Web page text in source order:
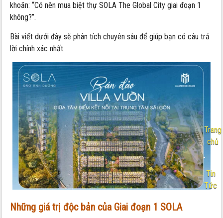
Trang
chủ
-
Tin
Tức
khoăn: “Có nên mua biệt thự SOLA The Global City giai đoạn 1
không?”.
Bài viết dưới đây sẽ phân tích chuyên sâu để giúp bạn có câu trả
lời chính xác nhất.
Những giá trị độc bản của Giai đoạn 1 SOLA